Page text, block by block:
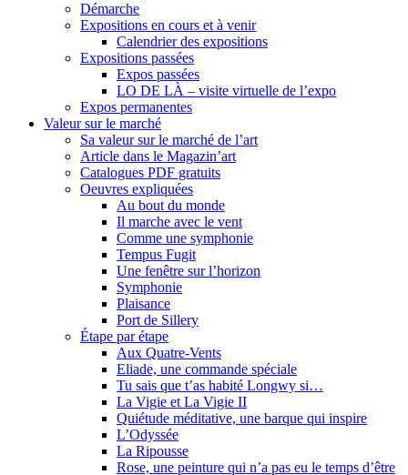
Démarche
Expositions en cours et à venir
Calendrier des expositions
Expositions passées
Expos passées
LO DE LÀ – visite virtuelle de l’expo
Expos permanentes
Valeur sur le marché
Sa valeur sur le marché de l’art
Article dans le Magazin’art
Catalogues PDF gratuits
Oeuvres expliquées
Au bout du monde
Il marche avec le vent
Comme une symphonie
Tempus Fugit
Une fenêtre sur l’horizon
Symphonie
Plaisance
Port de Sillery
Étape par étape
Aux Quatre-Vents
Eliade, une commande spéciale
Tu sais que t’as habité Longwy si…
La Vigie et La Vigie II
Quiétude méditative, une barque qui inspire
L’Odyssée
La Ripousse
Rose, une peinture qui n’a pas eu le temps d’être